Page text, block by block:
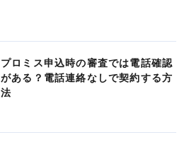
プロミス申込時の審査では電話確認
がある？電話連絡なしで契約する方
法